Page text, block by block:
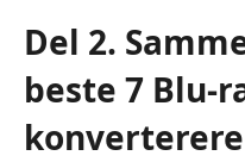
Del 2.
beste 7 Blu-
konverterere